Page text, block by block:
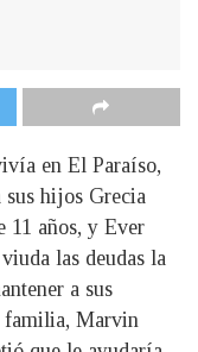
en El Paraíso,
sus hijos Grecia
11 años, y Ever
las deudas la
a sus
familia, Marvin